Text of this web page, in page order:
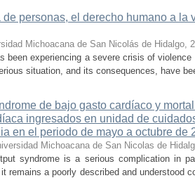
de personas, el derecho humano a la
Michoacana de San Nicolás de Hidalgo,
been experiencing a severe crisis of
situation, and its consequences, have
de bajo gasto cardíaco y
ingresados en unidad de
en el periodo de mayo a octubre de
Michoacana de San Nicolas de
syndrome is a serious complication in
remains a poorly described and understood